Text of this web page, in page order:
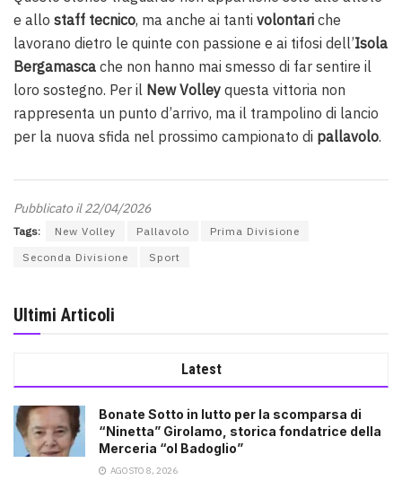
e allo staff tecnico, ma anche ai tanti volontari che
lavorano dietro le quinte con passione e ai tifosi dell’Isola
Bergamasca che non hanno mai smesso di far sentire il
loro sostegno. Per il New Volley questa vittoria non
rappresenta un punto d’arrivo, ma il trampolino di lancio
per la nuova sfida nel prossimo campionato di pallavolo.
Pubblicato il 22/04/2026
Tags: New Volley Pallavolo
Prima Divisione
Seconda Divisione
Sport
Ultimi Articoli
Latest
Bonate Sotto in lutto per la scomparsa di
“Ninetta” Girolamo, storica fondatrice della
Merceria “ol Badoglio”
AGOSTO 8, 2026